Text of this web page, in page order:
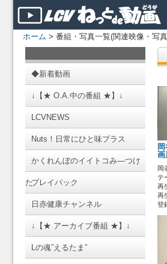
ホーム > 番組・写真一覧(関連映像・写
◆新着動画
↓【★ O.A.中の番組 ★】↓
LCVNEWS
Nuts！日常にひと味プラス
かくれんぼのイイトコみ―つけ
たプレイバック
日赤健康チャンネル
↓【★ アーカイブ番組 ★】↓
Lの魂”えるたま”
岡
テ
再
再
登